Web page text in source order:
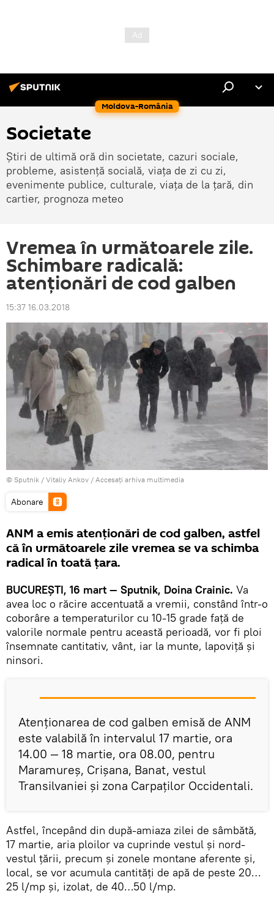
Moldova-România
Societate
Știri de ultimă oră din societate, cazuri sociale,
probleme, asistență socială, viața de zi cu zi,
evenimente publice, culturale, viața de la țară, din
cartier, prognoza meteo
Vremea în următoarele zile.
Schimbare radicală:
atenţionări de cod galben
15:37 16.03.2018
© Sputnik / Vitaliy Ankov / Accesați arhiva multimedia
Abonare
ANM a emis atenţionări de cod galben, astfel
că în următoarele zile vremea se va schimba
radical în toată ţara.
BUCUREŞTI, 16 mart — Sputnik, Doina Crainic. Va
avea loc o răcire accentuată a vremii, constând într-o
coborâre a temperaturilor cu 10-15 grade faţă de
valorile normale pentru această perioadă, vor fi ploi
însemnate cantitativ, vânt, iar la munte, lapoviţă şi
ninsori.
Atenţionarea de cod galben emisă de ANM
este valabilă în intervalul 17 martie, ora
14.00 — 18 martie, ora 08.00, pentru
Maramureș, Crișana, Banat, vestul
Transilvaniei şi zona Carpaților Occidentali.
Astfel, începând din după-amiaza zilei de sâmbătă,
17 martie, aria ploilor va cuprinde vestul și nord-
vestul țării, precum și zonele montane aferente și,
local, se vor acumula cantităţi de apă de peste 20…
25 l/mp şi, izolat, de 40…50 l/mp.